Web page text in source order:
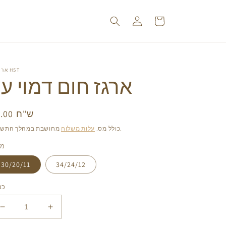
התחברות עגלה
אריזות HST
ארגז חום דמוי
12.00 ש"ח
כולל מס. עלות משלוח מחושבת במהלך התשלום.
30/20/11 34/24/12
את
הגדל
את